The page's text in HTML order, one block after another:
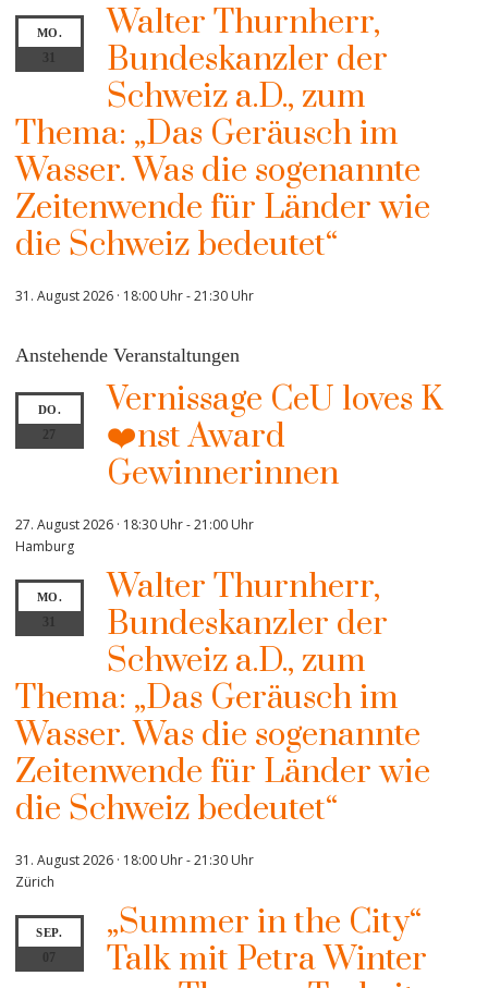
MO.
31
Walter Thurnherr,
Bundeskanzler der
Schweiz a.D., zum
Thema: „Das Geräusch im
Wasser. Was die sogenannte
Zeitenwende für Länder wie
die Schweiz bedeutet“
31. August 2026 · 18:00 Uhr-21:30 Uhr
Anstehende Veranstaltungen
DO.
27
Vernissage CeU loves K
❤️nst Award
Gewinnerinnen
27. August 2026 · 18:30 Uhr-21:00 Uhr
Hamburg
MO.
31
Walter Thurnherr,
Bundeskanzler der
Schweiz a.D., zum
Thema: „Das Geräusch im
Wasser. Was die sogenannte
Zeitenwende für Länder wie
die Schweiz bedeutet“
31. August 2026 · 18:00 Uhr-21:30 Uhr
Zürich
SEP.
07
„Summer in the City“
Talk mit Petra Winter